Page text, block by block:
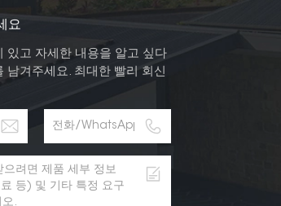
요
있고 자세한 내용을 알고 싶다
남겨주세요. 최대한 빨리 회신